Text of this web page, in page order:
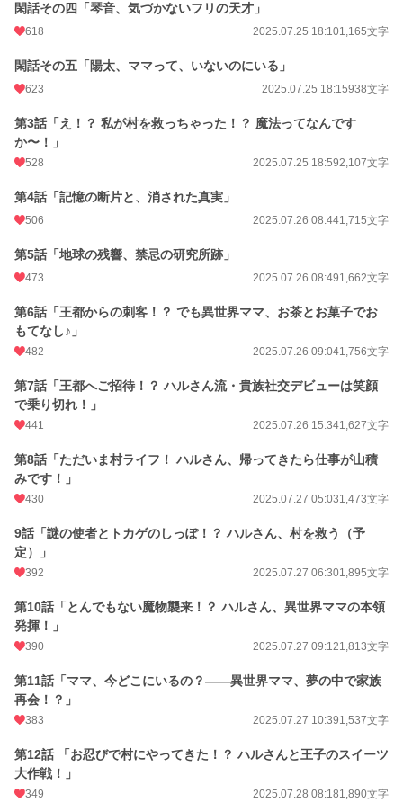
閑話その四「琴音、気づかないフリの天才」
618 2025.07.25 18:101,165文字
閑話その五「陽太、ママって、いないのにいる」
623 2025.07.25 18:15938文字
第3話「え！？ 私が村を救っちゃった！？ 魔法ってなんです
か〜！」
528 2025.07.25 18:592,107文字
第4話「記憶の断片と、消された真実」
506 2025.07.26 08:441,715文字
第5話「地球の残響、禁忌の研究所跡」
473 2025.07.26 08:491,662文字
第6話「王都からの刺客！？ でも異世界ママ、お茶とお菓子でお
もてなし♪」
482 2025.07.26 09:041,756文字
第7話「王都へご招待！？ ハルさん流・貴族社交デビューは笑顔
で乗り切れ！」
441 2025.07.26 15:341,627文字
第8話「ただいま村ライフ！ ハルさん、帰ってきたら仕事が山積
みです！」
430 2025.07.27 05:031,473文字
9話「謎の使者とトカゲのしっぽ！？ ハルさん、村を救う（予
定）」
392 2025.07.27 06:301,895文字
第10話「とんでもない魔物襲来！？ ハルさん、異世界ママの本領
発揮！」
390 2025.07.27 09:121,813文字
第11話「ママ、今どこにいるの？――異世界ママ、夢の中で家族
再会！？」
383 2025.07.27 10:391,537文字
第12話 「お忍びで村にやってきた！？ ハルさんと王子のスイーツ
大作戦！」
349 2025.07.28 08:181,890文字